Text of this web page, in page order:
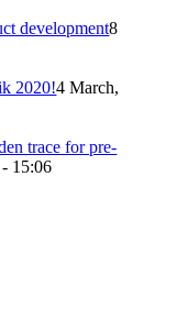
development8
2020!4 March,
trace for pre-
15:06